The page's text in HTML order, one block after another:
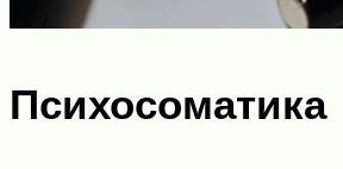
Психосоматика